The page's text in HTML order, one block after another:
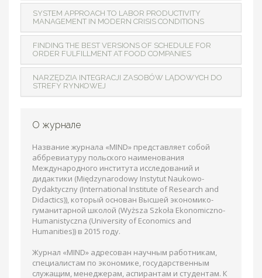
SYSTEM APPROACH TO LABOR PRODUCTIVITY
MANAGEMENT IN MODERN CRISIS CONDITIONS
FINDING THE BEST VERSIONS OF SCHEDULE FOR
ORDER FULFILLMENT AT FOOD COMPANIES
NARZĘDZIA INTEGRACJI ZASOBÓW LĄDOWYCH DO
STREFY RYNKOWEJ
О журнале
Название журнала «MIND» представляет собой
аббревиатуру польского наименования
Международного института исследований и
дидактики (Międzynarodowy Instytut Naukowo-
Dydaktyczny (International Institute of Research and
Didactics)), который основан Высшей экономико-
гуманитарной школой (Wyższa Szkoła Ekonomiczno-
Humanistyczna (University of Economics and
Humanities)) в 2015 году.
Журнал «MIND» адресован научным работникам,
специалистам по экономике, государственным
служащим, менеджерам, аспирантам и студентам. К